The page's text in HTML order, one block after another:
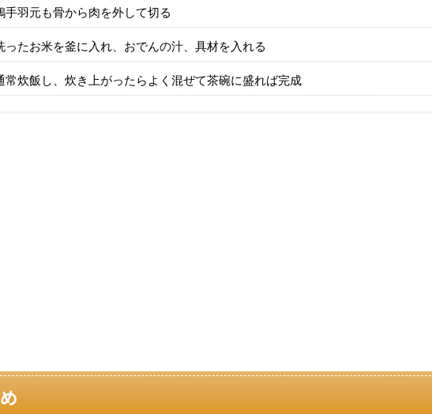
手羽元も骨から肉を外して切る
ったお米を釜に入れ、おでんの汁、具材を入れる
常炊飯し、炊き上がったらよく混ぜて茶碗に盛れば完成